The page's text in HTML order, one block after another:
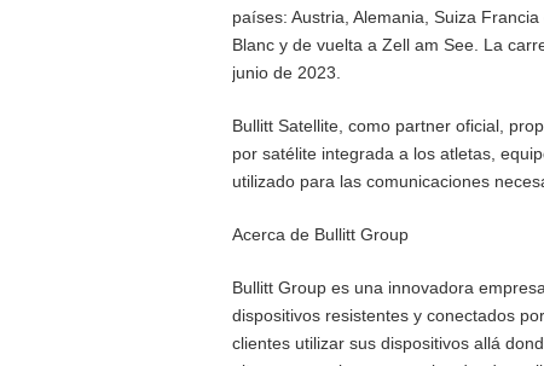
países: Austria, Alemania, Suiza
Blanc y de vuelta a Zell am See. La
junio de 2023.
Bullitt Satellite, como partner oficial,
por satélite integrada a los atletas,
utilizado para las comunicaciones
Acerca de Bullitt Group
Bullitt Group es una innovadora
dispositivos resistentes y conectados
clientes utilizar sus dispositivos allá